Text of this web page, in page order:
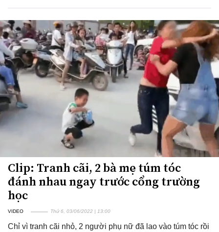
Clip: Tranh cãi, 2 bà mẹ túm tóc
đánh nhau ngay trước cổng trường
học
VIDEO Thứ 6, 03/06/2022 | 13:00
Chỉ vì tranh cãi nhỏ, 2 người phụ nữ đã lao vào túm tóc rồi